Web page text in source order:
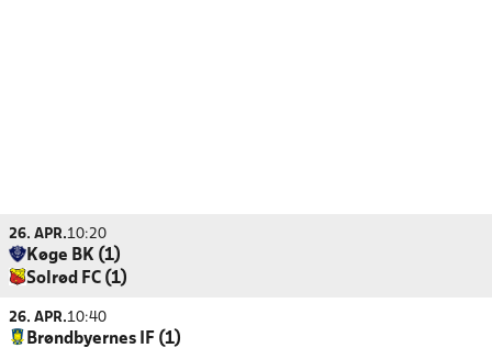
26. APR.10:20
Køge BK (1)
Solrød FC (1)
26. APR.10:40
Brøndbyernes IF (1)